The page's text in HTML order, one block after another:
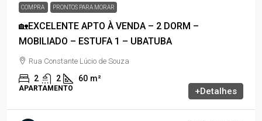
COMPRA PRONTOS PARA MORAR
🏡EXCELENTE APTO À VENDA – 2 DORM –
MOBILIADO – ESTUFA 1 – UBATUBA
Rua Constante Lúcio de Souza
2 2 60 m²
APARTAMENTO +Detalhes